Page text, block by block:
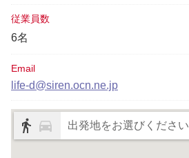
従業員数
6名
Email
life-d@siren.ocn.ne.jp
出発地をお選びください